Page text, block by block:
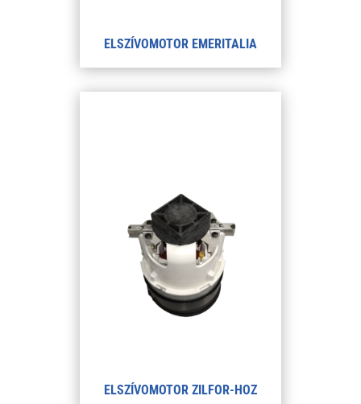
ELSZÍVOMOTOR EMERITALIA
ELSZÍVOMOTOR ZILFOR-HOZ